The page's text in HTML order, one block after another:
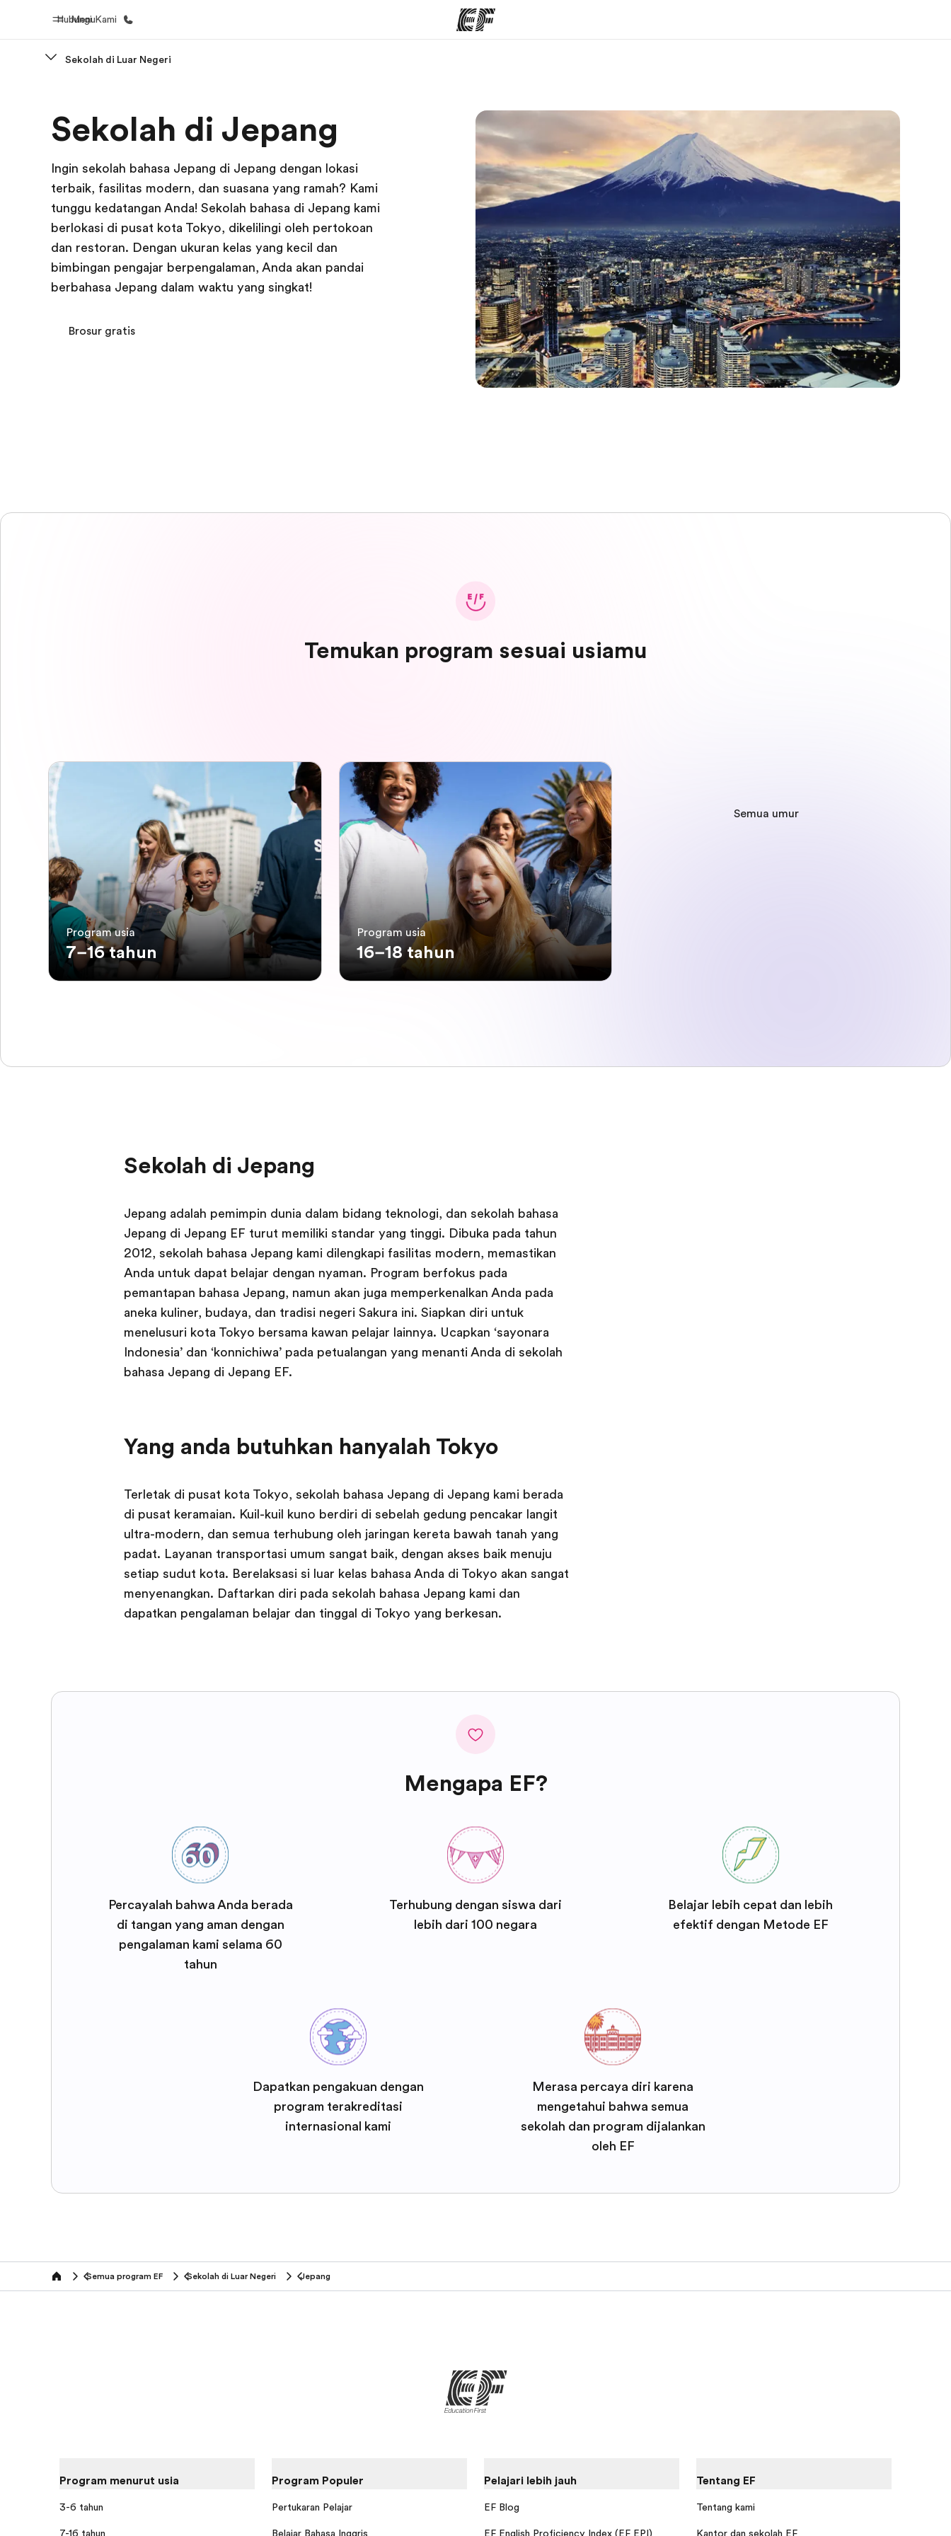
Menu
Hubungi Kami
Selamat datang di EF Lihat semua program Kantor terdekat
Sekolah di Luar Negeri
Sekolah di Jepang
Ingin sekolah bahasa Jepang di Jepang dengan lokasi
terbaik, fasilitas modern, dan suasana yang ramah? Kami
tunggu kedatangan Anda! Sekolah bahasa di Jepang kami
berlokasi di pusat kota Tokyo, dikelilingi oleh pertokoan
dan restoran. Dengan ukuran kelas yang kecil dan
bimbingan pengajar berpengalaman, Anda akan pandai
berbahasa Jepang dalam waktu yang singkat!
Brosur gratis
Temukan program sesuai usiamu
Program usia
7–16 tahun
Program usia
16–18 tahun
Semua umur
Sekolah di Jepang
Jepang adalah pemimpin dunia dalam bidang teknologi, dan sekolah bahasa
Jepang di Jepang EF turut memiliki standar yang tinggi. Dibuka pada tahun
2012, sekolah bahasa Jepang kami dilengkapi fasilitas modern, memastikan
Anda untuk dapat belajar dengan nyaman. Program berfokus pada
pemantapan bahasa Jepang, namun akan juga memperkenalkan Anda pada
aneka kuliner, budaya, dan tradisi negeri Sakura ini. Siapkan diri untuk
menelusuri kota Tokyo bersama kawan pelajar lainnya. Ucapkan ‘sayonara
Indonesia’ dan ‘konnichiwa’ pada petualangan yang menanti Anda di sekolah
bahasa Jepang di Jepang EF.
Yang anda butuhkan hanyalah Tokyo
Terletak di pusat kota Tokyo, sekolah bahasa Jepang di Jepang kami berada
di pusat keramaian. Kuil-kuil kuno berdiri di sebelah gedung pencakar langit
ultra-modern, dan semua terhubung oleh jaringan kereta bawah tanah yang
padat. Layanan transportasi umum sangat baik, dengan akses baik menuju
setiap sudut kota. Berelaksasi si luar kelas bahasa Anda di Tokyo akan sangat
menyenangkan. Daftarkan diri pada sekolah bahasa Jepang kami dan
dapatkan pengalaman belajar dan tinggal di Tokyo yang berkesan.
Mengapa EF?
Percayalah bahwa Anda berada
di tangan yang aman dengan
pengalaman kami selama 60
tahun
Terhubung dengan siswa dari
lebih dari 100 negara
Belajar lebih cepat dan lebih
efektif dengan Metode EF
Dapatkan pengakuan dengan
program terakreditasi
internasional kami
Merasa percaya diri karena
mengetahui bahwa semua
sekolah dan program dijalankan
oleh EF
home Semua program EF Sekolah di Luar Negeri Jepang
Program menurut usia
3-6 tahun
7-16 tahun
Program Populer
Pertukaran Pelajar
Belajar Bahasa Inggris
Pelajari lebih jauh
EF Blog
EF English Proficiency Index (EF EPI)
Tentang EF
Tentang kami
Kantor dan sekolah EF